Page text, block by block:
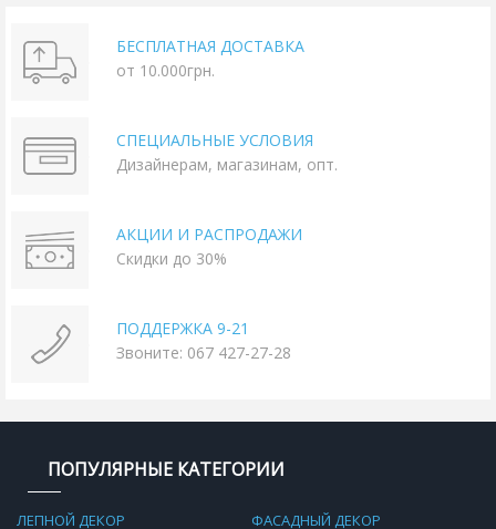
БЕСПЛАТНАЯ ДОСТАВКА
от 10.000грн.
СПЕЦИАЛЬНЫЕ УСЛОВИЯ
Дизайнерам, магазинам, опт.
АКЦИИ И РАСПРОДАЖИ
Скидки до 30%
ПОДДЕРЖКА 9-21
Звоните: 067 427-27-28
ПОПУЛЯРНЫЕ КАТЕГОРИИ
ЛЕПНОЙ ДЕКОР
ФАСАДНЫЙ ДЕКОР